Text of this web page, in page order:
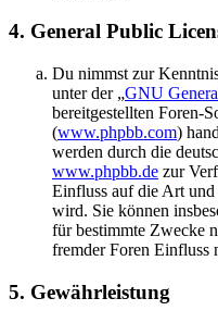
4. General Public
Du nimmst zur
unter der „GNU
bereitgestellten Foren-
(www.phpbb.com)
werden durch die
www.phpbb.de zur
Einfluss auf die Art
wird. Sie können
für bestimmte Zwecke
fremder Foren Einfluss
5. Gewährleistung